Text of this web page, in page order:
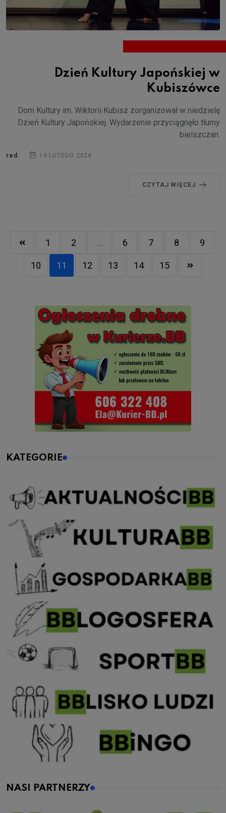
Dzień Kultury Japońskiej w
Kubiszówce
Dom Kultury im. Wiktorii Kubisz zorganizował w niedzielę
Dzień Kultury Japońskiej. Wydarzenie przyciągnęło tłumy
bielszczan.
red. 19 LUTEGO 2024
CZYTAJ WIĘCEJ
1 2 ... 6 7 8 9
10 11 12 13 14 15
KATEGORIE
NASI PARTNERZY